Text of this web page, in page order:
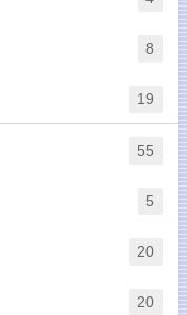
8
19
55
5
20
20